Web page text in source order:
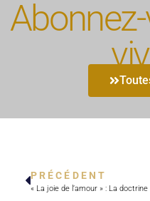
PRÉCÉDENT